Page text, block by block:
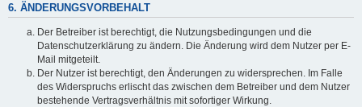
6. ÄNDERUNGSVORBEHALT
Der Betreiber ist berechtigt, die Nutzungsbedingungen und die
Datenschutzerklärung zu ändern. Die Änderung wird dem Nutzer per E-
Mail mitgeteilt.
Der Nutzer ist berechtigt, den Änderungen zu widersprechen. Im Falle
des Widerspruchs erlischt das zwischen dem Betreiber und dem Nutzer
bestehende Vertragsverhältnis mit sofortiger Wirkung.